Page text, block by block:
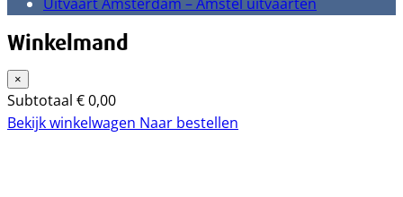
Winkelmand
×
Subtotaal €0,00
Bekijk winkelwagen Naar bestellen